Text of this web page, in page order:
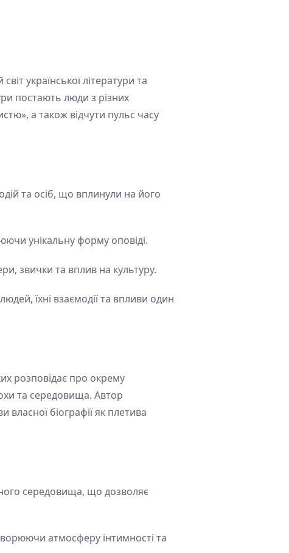
української літератури та
постають люди з різних
а також відчути пульс часу
та осіб, що вплинули на його
унікальну форму оповіді.
звички та вплив на культуру.
їхні взаємодії та впливи один
розповідає про окрему
та середовища. Автор
біографії як плетива
середовища, що дозволяє
атмосферу інтимності та